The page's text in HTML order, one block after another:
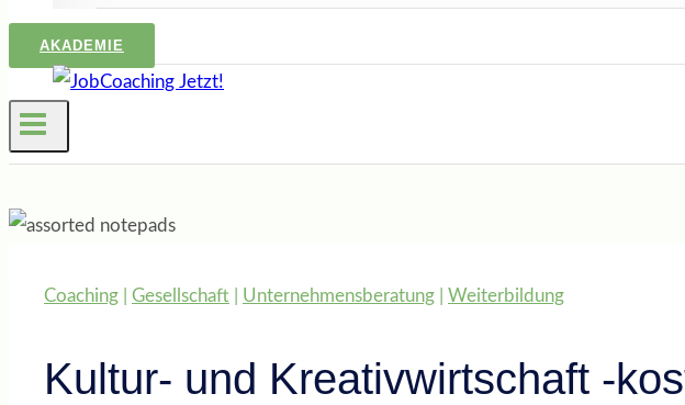
AKADEMIE
Coaching Gesellschaft Unternehmensberatung Weiterbildung
Kultur- und Kreativwirtschaft -